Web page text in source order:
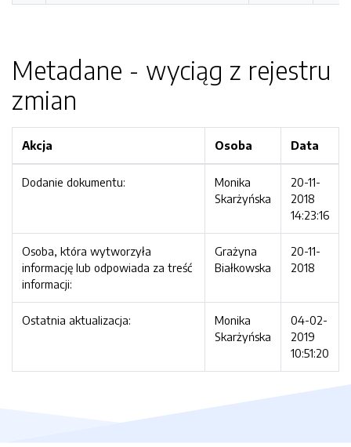
Metadane - wyciąg z rejestru
zmian
Akcja Osoba Data
Dodanie dokumentu:
Monika
Skarżyńska
20-11-
2018
14:23:16
Osoba, która wytworzyła
informację lub odpowiada za treść
informacji:
Grażyna
Białkowska
20-11-
2018
Ostatnia aktualizacja:
Monika
Skarżyńska
04-02-
2019
10:51:20